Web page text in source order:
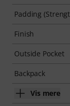
Padding
Finish
Outside Pocket
Backpack
Vis mere